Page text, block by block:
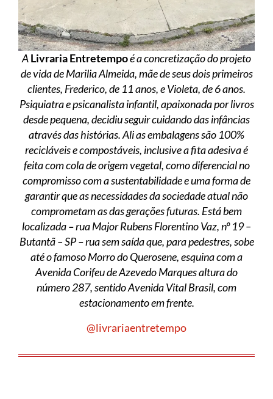
ALivraria Entretempoé a concretização do projeto
de vida de Marilia Almeida, mãe de seus dois primeiros
clientes, Frederico, de 11 anos, e Violeta, de 6 anos.
Psiquiatra e psicanalista infantil, apaixonada por livros
desde pequena, decidiu seguir cuidando das infâncias
através das histórias. Ali as embalagens são 100%
recicláveis e compostáveis, inclusive a fita adesiva é
feita com cola de origem vegetal, como diferencial no
compromisso com a sustentabilidade e uma forma de
garantir que as necessidades da sociedade atual não
comprometam as das gerações futuras. Está bem
localizada–rua Major Rubens Florentino Vaz, nº 19 –
Butantã – SP–rua sem saída que, para pedestres, sobe
até o famoso Morro do Querosene, esquina com a
Avenida Corifeu de Azevedo Marques altura do
número 287, sentido Avenida Vital Brasil, com
estacionamento em frente.
@livrariaentretempo